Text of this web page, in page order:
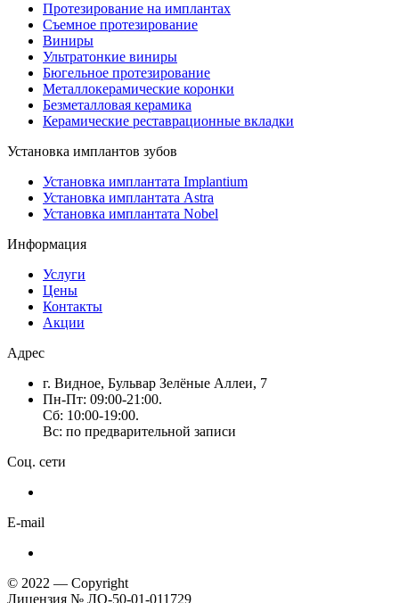
Протезирование на имплантах
Съемное протезирование
Виниры
Ультратонкие виниры
Бюгельное протезирование
Металлокерамические коронки
Безметалловая керамика
Керамические реставрационные вкладки
Установка имплантов зубов
Установка имплантата Implantium
Установка имплантата Astra
Установка имплантата Nobel
Информация
Услуги
Цены
Контакты
Акции
Адрес
г. Видное, Бульвар Зелёные Аллеи, 7
Пн-Пт: 09:00-21:00.
Сб: 10:00-19:00.
Вс: по предварительной записи
Соц. сети
E-mail
© 2022 — Copyright
Лицензия № ЛО-50-01-011729